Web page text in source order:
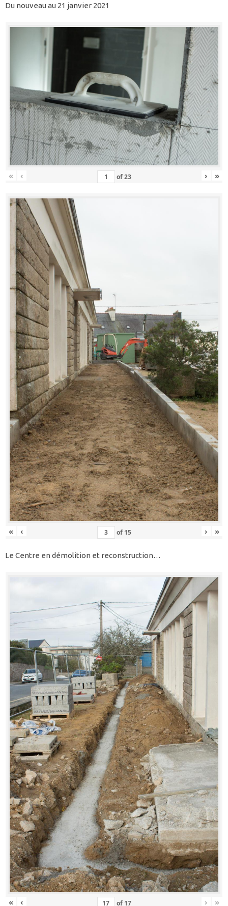
Du nouveau au 21 janvier 2021
« ‹ of23 › »
« ‹ of 15 › »
Le Centre en démolition et reconstruction…
« ‹ of 17 › »